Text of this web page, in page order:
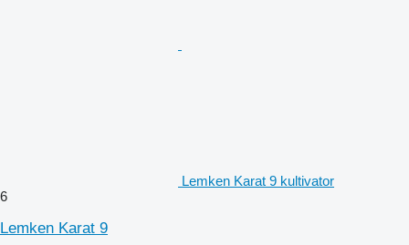
Lemken Karat 9 kultivator
6
Lemken Karat 9